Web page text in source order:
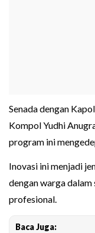
Senada dengan
Kompol Yudhi
program ini
Inovasi ini menjadi
dengan warga
profesional.
Baca Juga: